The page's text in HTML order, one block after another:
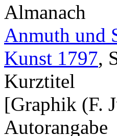
Almanach
Anmuth und
Kunst 1797,
Kurztitel
[Graphik (F.
Autorangabe